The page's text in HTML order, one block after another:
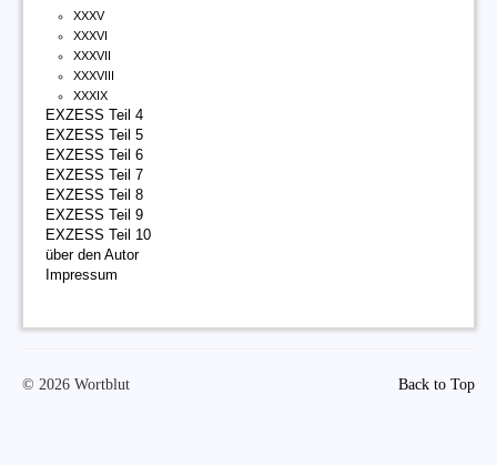
XXXV
XXXVI
XXXVII
XXXVIII
XXXIX
EXZESS Teil 4
EXZESS Teil 5
EXZESS Teil 6
EXZESS Teil 7
EXZESS Teil 8
EXZESS Teil 9
EXZESS Teil 10
über den Autor
Impressum
Back to Top
© 2026 Wortblut